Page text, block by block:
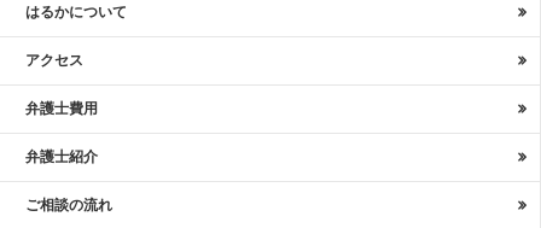
はるかについて
アクセス
弁護士費用
弁護士紹介
ご相談の流れ